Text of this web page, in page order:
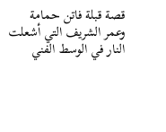
قصة قبلة فاتن حمامة
وعمر الشريف التي أشعلت
النار في الوسط الفني